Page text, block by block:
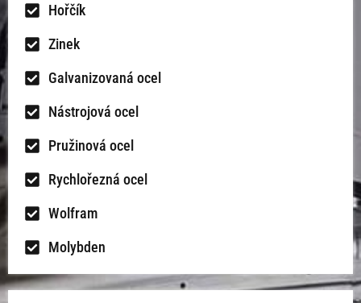
Hořčík
Zinek
Galvanizovaná ocel
Nástrojová ocel
Pružinová ocel
Rychlořezná ocel
Wolfram
Molybden